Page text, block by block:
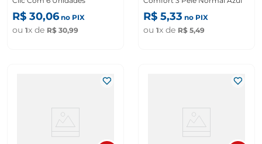
R$ 30,06 no PIX
ou 1x de R$ 30,99
R$ 5,33 no PIX
ou 1x de R$ 5,49